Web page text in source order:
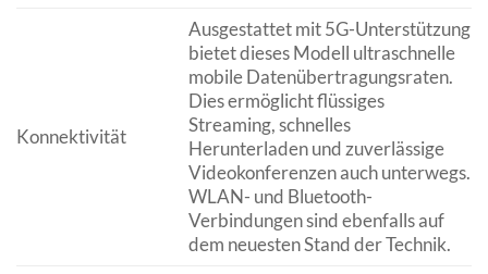
Konnektivität
Ausgestattet mit 5G-Unterstützung
bietet dieses Modell ultraschnelle
mobile Datenübertragungsraten.
Dies ermöglicht flüssiges
Streaming, schnelles
Herunterladen und zuverlässige
Videokonferenzen auch unterwegs.
WLAN- und Bluetooth-
Verbindungen sind ebenfalls auf
dem neuesten Stand der Technik.